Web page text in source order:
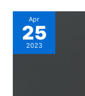
Apr
25
2023